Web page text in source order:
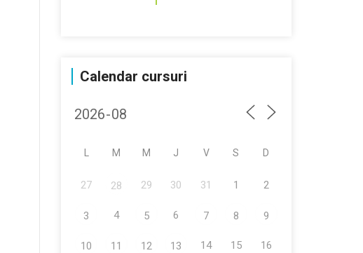
Calendar cursuri
M M J V S D
27 28 29 30 31 1 2
3 4 5 6 7 8 9
10 11 12 13 14 15 16